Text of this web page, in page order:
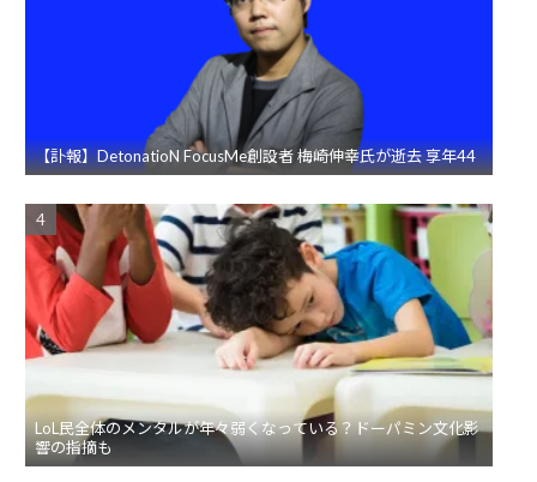
【訃報】DetonatioN FocusMe創設者 梅崎伸幸氏が逝去 享年44
LoL民全体のメンタルが年々弱くなっている？ドーパミン文化影
響の指摘も